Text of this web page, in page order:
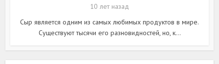
10 лет назад
Сыр является одним из самых любимых продуктов в мире.
Существуют тысячи его разновидностей, но, к...